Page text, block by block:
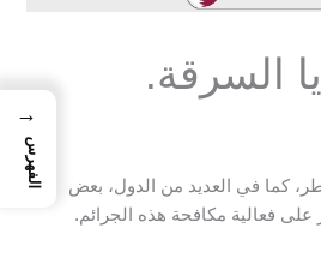
السرقة.
كما في العديد من الدول، بعض
على فعالية مكافحة هذه الجرائم.
→
الفهرس